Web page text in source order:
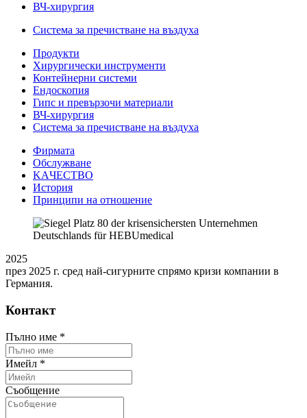
ВЧ-хирургия
Система за пречистване на въздуха
Продукти
Хирургически инструменти
Контейнерни системи
Ендоскопия
Гипс и превързочи материали
ВЧ-хирургия
Система за пречистване на въздуха
Фирмата
Обслужване
KAЧЕСТВО
История
Принципи на отношение
2025
през 2025 г. сред най-сигурните спрямо кризи компании в
Германия.
Контакт
Пълно име *
Имейл *
Съобщение